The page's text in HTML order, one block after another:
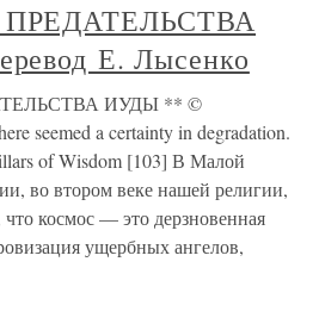
Е. Лысенко
ИУДЫ ** ©
seemed a certainty in degradation.
of Wisdom [103] В Малой
во втором веке нашей религии,
что космос — это дерзновенная
ущербных ангелов,